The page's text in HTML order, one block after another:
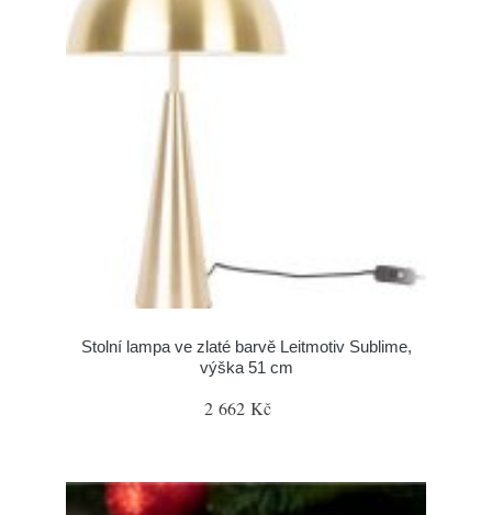
Stolní lampa ve zlaté barvě Leitmotiv Sublime,
výška 51 cm
2 662 Kč